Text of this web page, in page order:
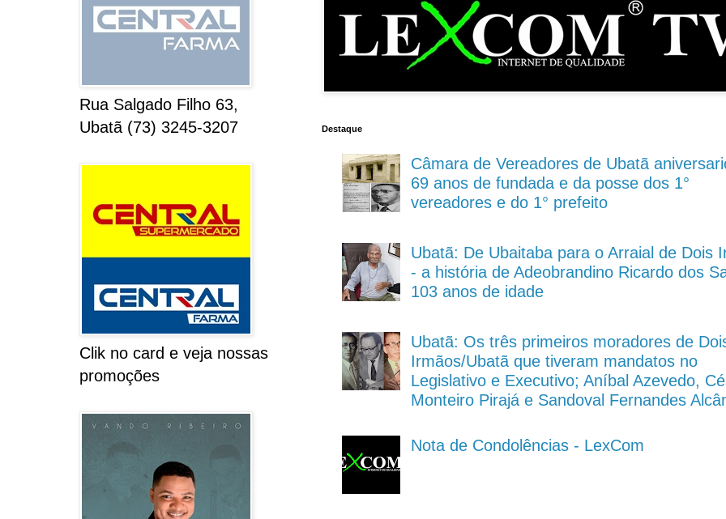
Destaque
Câmara de Vereadores de Ubatã
69 anos de fundada e da posse dos 1°
vereadores e do 1° prefeito
Ubatã: De Ubaitaba para o Arraial de Dois
- a história de Adeobrandino Ricardo dos
103 anos de idade
Ubatã: Os três primeiros moradores de
Irmãos/Ubatã que tiveram mandatos no
Legislativo e Executivo; Aníbal Azevedo,
Monteiro Pirajá e Sandoval Fernandes
Nota de Condolências - LexCom
Rua Salgado Filho 63,
Ubatã (73) 3245-3207
Clik no card e veja nossas
promoções